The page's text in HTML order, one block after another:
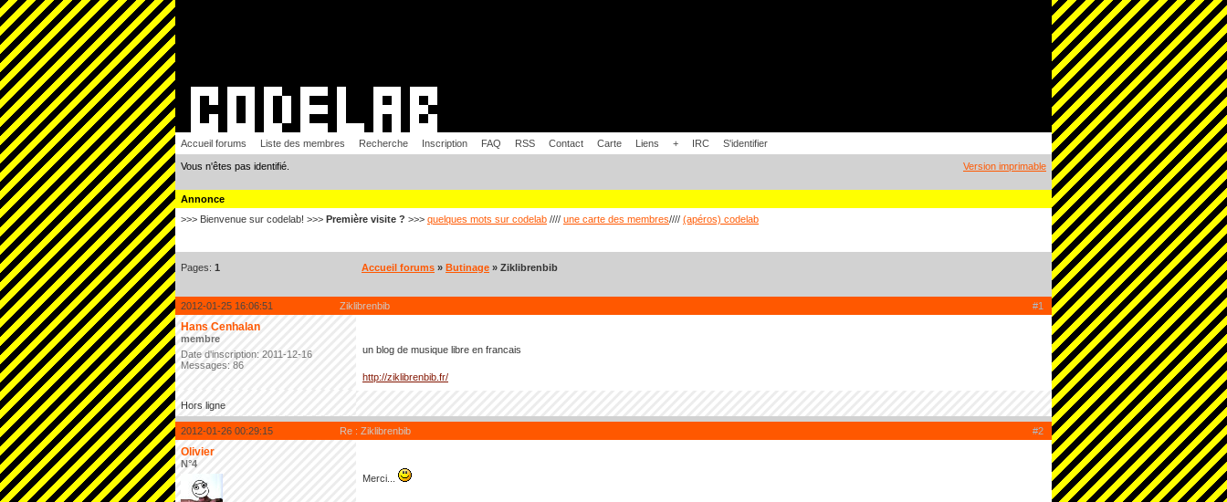
Accueil forums Liste des membres Recherche Inscription FAQ RSS Contact Carte Liens + IRC S'identifier
Vous n'êtes pas identifié. Version imprimable
Annonce
>>> Bienvenue sur codelab! >>> Première visite ? >>> quelques mots sur codelab //// une carte des membres//// (apéros) codelab
Pages: 1 Accueil forums » Butinage » Ziklibrenbib
#1
2012-01-25 16:06:51 Ziklibrenbib
Hans Cenhalan
membre
Date d'inscription: 2011-12-16
Messages: 86
un blog de musique libre en francais
http://ziklibrenbib.fr/
Hors ligne
#2
2012-01-26 00:29:15 Re : Ziklibrenbib
Olivier
N°4
Merci...